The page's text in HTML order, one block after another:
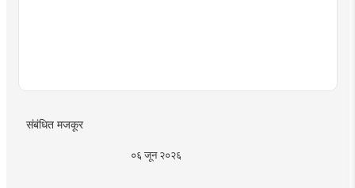
संबंधित मजकूर
०६ जून २०२६